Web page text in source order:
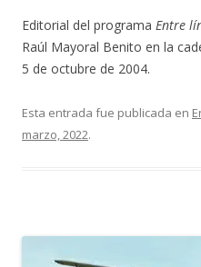
Editorial del programa Entre
Raúl Mayoral Benito en la
5 de octubre de 2004.
Esta entrada fue publicada en
marzo, 2022.